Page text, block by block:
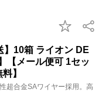
】10箱 ライオン DE
【メール便可 1セッ
】
超合金SAワイヤー採用。高